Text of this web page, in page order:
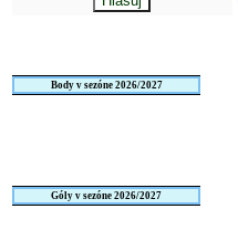
Body v sezóne 2026/2027
Góly v sezóne 2026/2027